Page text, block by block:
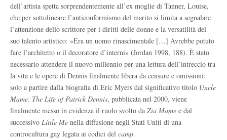
dell’artista spetta sorprendentemente all’ex moglie di Tanner, Louise,
che per sottolineare l’anticonformismo del marito si limita a segnalare
l’attenzione dello scrittore per i diritti delle donne e la versatilità del
suo talento artistico: «Era un uomo rinascimentale […] Avrebbe potuto
fare l’architetto o il decoratore d’interni» (Jordan 1998, 188). È stato
necessario attendere il nuovo millennio per una lettura dell’intreccio tra
la vita e le opere di Dennis finalmente libera da censure e omissioni:
solo a partire dalla biografia di Eric Myers dal significativo titolo Uncle
Mame. The Life of Patrick Dennis, pubblicata nel 2000, viene
finalmente messo in evidenza il ruolo svolto da Zia Mame e dal
successivo Little Me nella diffusione negli Stati Uniti di una
controcultura gay legata ai codici del camp.